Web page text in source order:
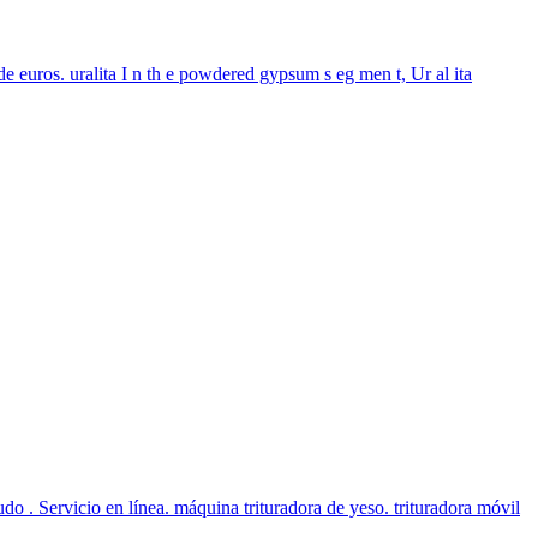
euros. uralita I n th e powdered gypsum s eg men t, Ur al ita
. Servicio en línea. máquina trituradora de yeso. trituradora móvil